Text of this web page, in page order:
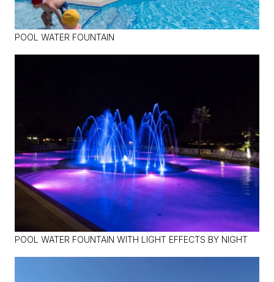
POOL WATER FOUNTAIN
POOL WATER FOUNTAIN WITH LIGHT EFFECTS BY NIGHT